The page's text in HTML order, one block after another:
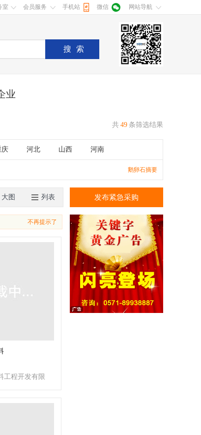
室 会员服务 手机站 微信 网站导航
搜索
业
共 49 条筛选结果
庆 河北 山西 河南
港 澳门
鹅卵石摘要
大图 列表
不再提示了
工程开发有限
发布紧急采购